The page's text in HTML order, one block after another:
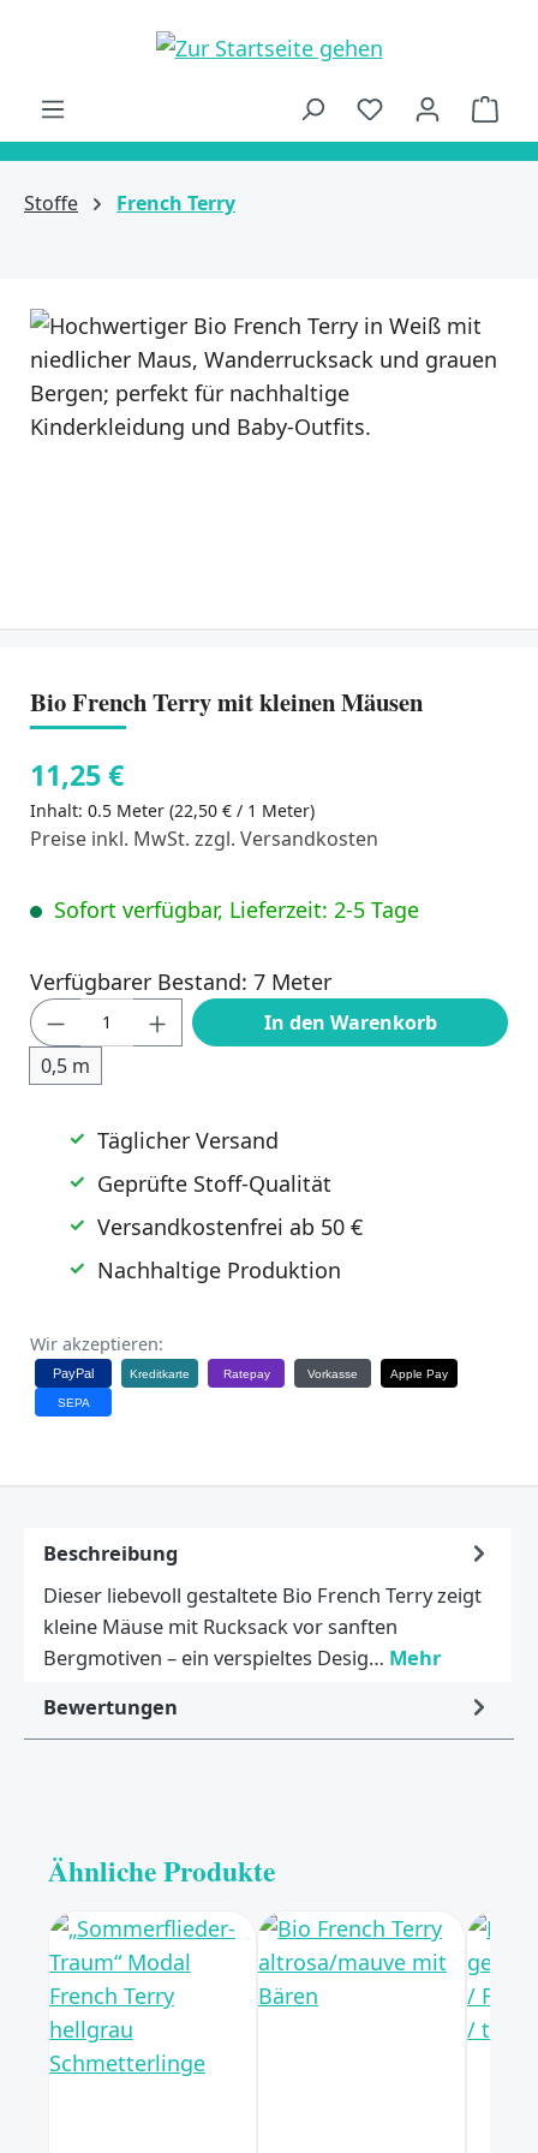
Stoffe French Terry
Bildergalerie überspringen
Bio French Terry mit kleinen Mäusen
11,25 €
Inhalt: 0.5 Meter (22,50 € / 1 Meter)
Preise inkl. MwSt. zzgl. Versandkosten
Sofort verfügbar, Lieferzeit: 2-5 Tage
Verfügbarer Bestand: 7 Meter
Produkt Anzahl: Gib den gewünschten
0,5 m
In den Warenkorb
Täglicher Versand
Geprüfte Stoff-Qualität
Versandkostenfrei ab 50 €
Nachhaltige Produktion
Wir akzeptieren:
PayPal Kreditkarte Ratepay Vorkasse Apple Pay
SEPA
Beschreibung
Dieser liebevoll gestaltete Bio French Terry zeigt
kleine Mäuse mit Rucksack vor sanften
Bergmotiven – ein verspieltes Desig… Mehr
Bewertungen
Ähnliche Produkte